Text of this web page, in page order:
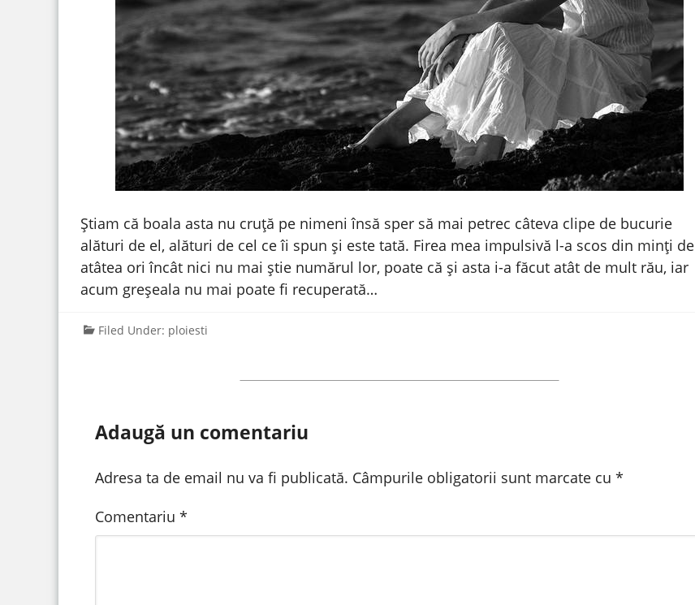
Știam că boala asta nu cruţă pe nimeni însă sper să mai petrec câteva clipe de bucurie
alături de el, alături de cel ce îi spun și este tată. Firea mea impulsivă l-a scos din minţi de
atâtea ori încât nici nu mai știe numărul lor, poate că și asta i-a făcut atât de mult rău, iar
acum greșeala nu mai poate fi recuperată…
Filed Under: ploiesti
Adaugă un comentariu
Adresa ta de email nu va fi publicată. Câmpurile obligatorii sunt marcate cu *
Comentariu *